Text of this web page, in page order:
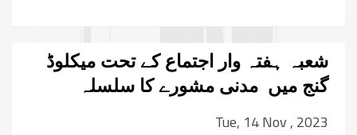
شعبہ ہفتہ وار اجتماع کے تحت میکلوڈ
گنج میں مدنی مشورے کا سلسلہ
Tue, 14 Nov , 2023